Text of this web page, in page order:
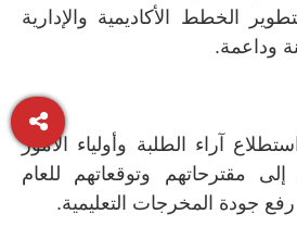
الخطط الأكاديمية والإدارية
وداعمة.
آراء الطلبة وأولياء الأمور
مقترحاتهم وتوقعاتهم للعام
جودة المخرجات التعليمية.